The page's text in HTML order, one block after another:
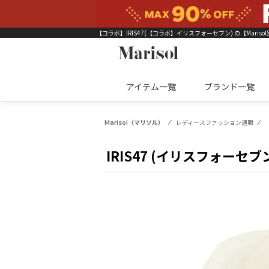
【コラボ】IRIS47(【コラボ】イリスフォーセブン) の【Marisol
アイテム一覧 ブランド一覧
Marisol（マリソル） レディースファッション通販
IRIS47 (イリスフォーセブ